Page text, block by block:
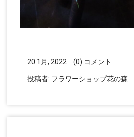
20 1月, 2022 (0) コメント
投稿者: フラワーショップ花の森